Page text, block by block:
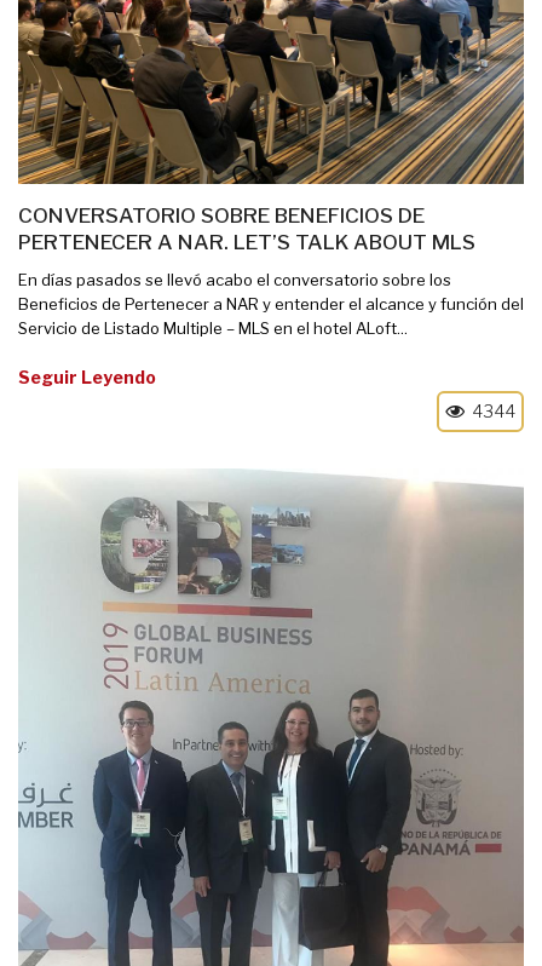
CONVERSATORIO SOBRE BENEFICIOS DE
PERTENECER A NAR. LET’S TALK ABOUT MLS
En días pasados se llevó acabo el conversatorio sobre los
Beneficios de Pertenecer a NAR y entender el alcance y función del
Servicio de Listado Multiple – MLS en el hotel ALoft...
Seguir Leyendo
4344